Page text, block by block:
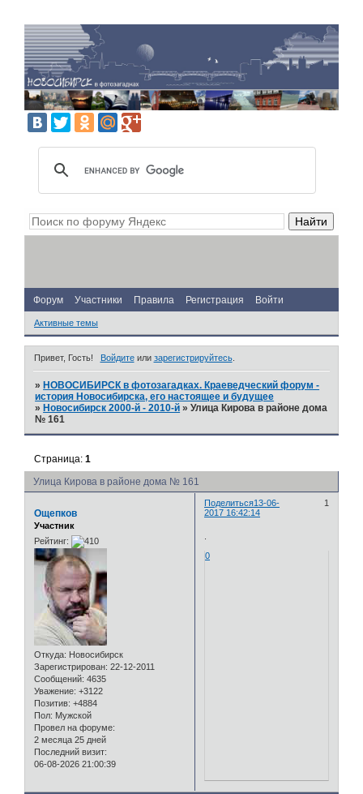
Форум Участники Правила Регистрация Войти
Активные темы
Привет, Гость! Войдитеили зарегистрируйтесь.
» НОВОСИБИРСК в фотозагадках. Краеведческий форум -
история Новосибирска, его настоящее и будущее
» Новосибирск 2000-й - 2010-й »Улица Кирова в районе дома
№ 161
Улица Кирова в районе дома № 161
Страница:1
Поделиться 1
13-06-
2017 16:42:14
Ощепков
Участник
Рейтинг:
Откуда: Новосибирск
Зарегистрирован: 22-12-2011
Сообщений: 4635
Уважение: +3122
Позитив: +4884
Пол: Мужской
Провел на форуме:
2 месяца 25 дней
Последний визит:
06-08-2026 21:00:39
0